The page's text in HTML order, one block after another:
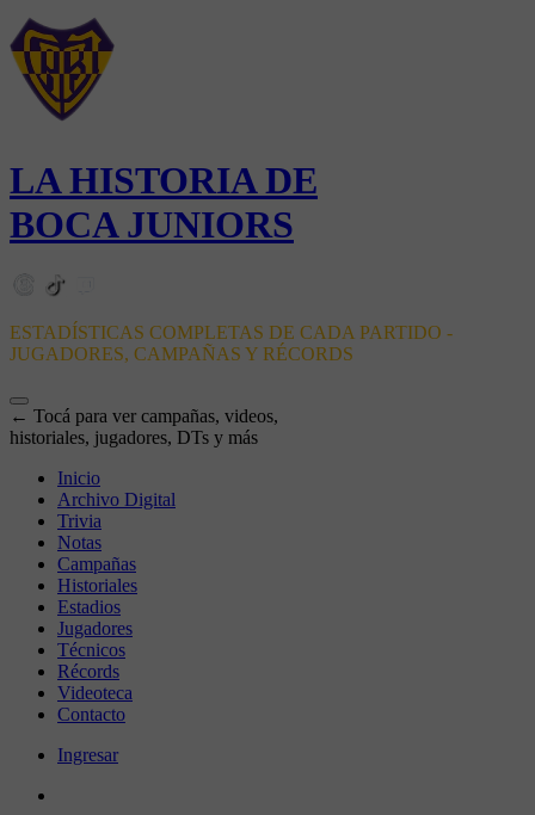
LA HISTORIA DE
BOCA JUNIORS
ESTADÍSTICAS COMPLETAS DE CADA PARTIDO -
JUGADORES, CAMPAÑAS Y RÉCORDS
← Tocá para ver campañas, videos,
historiales, jugadores, DTs y más
Inicio
Archivo Digital
Trivia
Notas
Campañas
Historiales
Estadios
Jugadores
Técnicos
Récords
Videoteca
Contacto
Ingresar